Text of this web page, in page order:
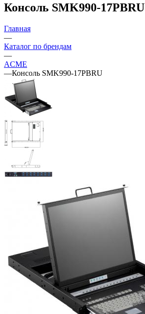
Консоль SMK990-17PBRU
Главная
—
Каталог по брендам
—
ACME
—Консоль SMK990-17PBRU